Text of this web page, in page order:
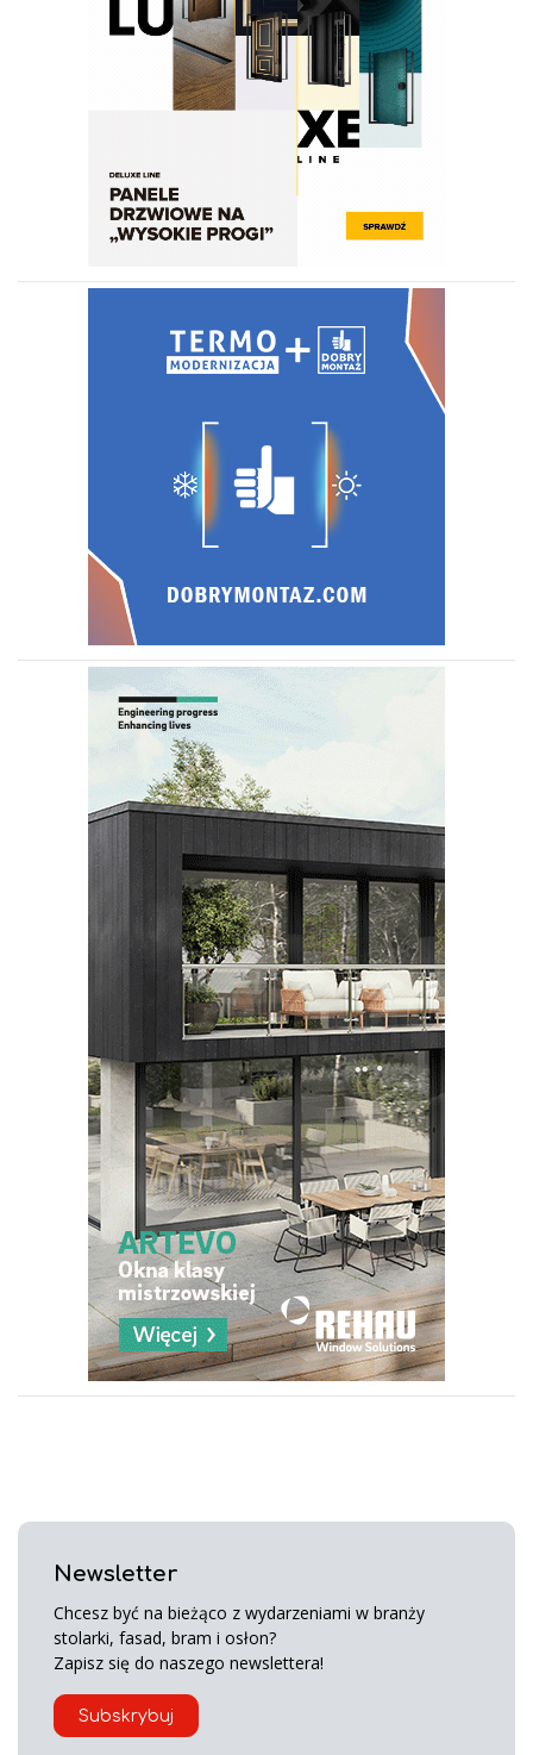
Newsletter
Chcesz być na bieżąco z wydarzeniami w branży
stolarki, fasad, bram i osłon?
Zapisz się do naszego newslettera!
Subskrybuj